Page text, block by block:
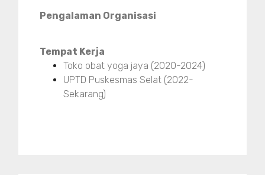
Pengalaman Organisasi
Tempat Kerja
Toko obat yoga jaya (2020-2024)
UPTD Puskesmas Selat (2022-
Sekarang)